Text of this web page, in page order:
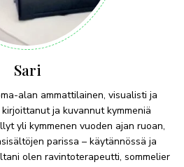
Sari
alan ammattilainen, visualisti ja
ja kuvannut kymmeniä
yli kymmenen vuoden ajan ruoan,
parissa – käytännössä ja
olen ravintoterapeutti, sommelier